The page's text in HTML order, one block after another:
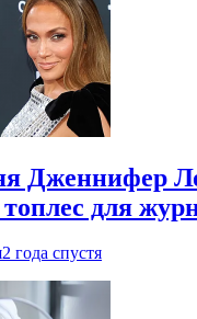
Дженнифер
для
2 года спустя